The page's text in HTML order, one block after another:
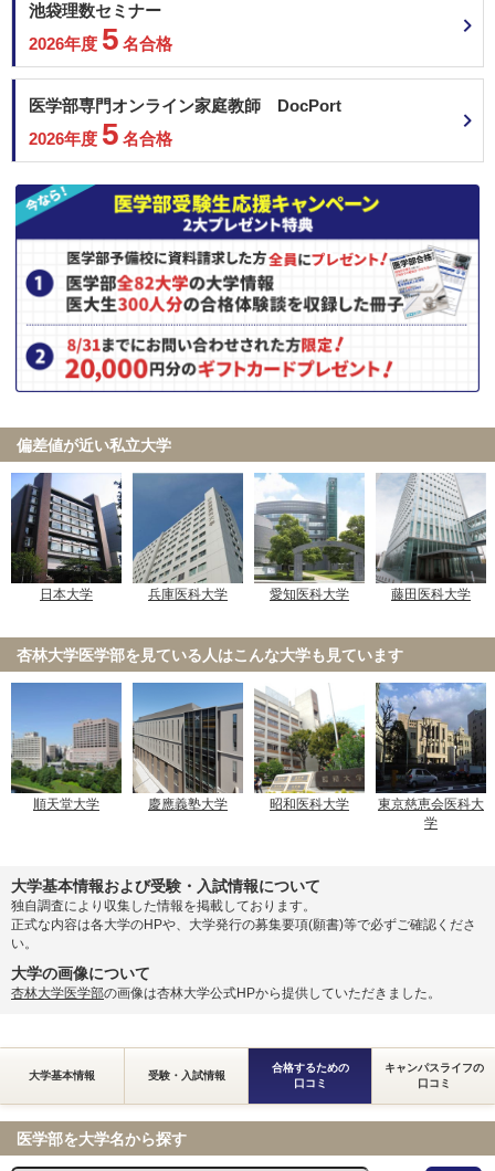
池袋理数セミナー
2026年度 5 名合格
医学部専門オンライン家庭教師 DocPort
2026年度 5 名合格
偏差値が近い私立大学
日本大学 兵庫医科大学 愛知医科大学 藤田医科大学
杏林大学医学部を見ている人はこんな大学も見ています
順天堂大学 慶應義塾大学 昭和医科大学
東京慈恵会医科大
学
大学基本情報および受験・入試情報について
独自調査により収集した情報を掲載しております。
正式な内容は各大学のHPや、大学発行の募集要項(願書)等で必ずご確認くださ
い。
大学の画像について
杏林大学医学部の画像は杏林大学公式HPから提供していただきました。
大学基本情報 受験・入試情報
合格するための
口コミ
キャンパスライフの
口コミ
医学部を大学名から探す